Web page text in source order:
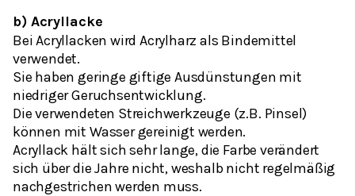
b) Acryllacke
Bei Acryllacken wird Acrylharz als Bindemittel
verwendet.
Sie haben geringe giftige Ausdünstungen mit
niedriger Geruchsentwicklung.
Die verwendeten Streichwerkzeuge (z.B. Pinsel)
können mit Wasser gereinigt werden.
Acryllack hält sich sehr lange, die Farbe verändert
sich über die Jahre nicht, weshalb nicht regelmäßig
nachgestrichen werden muss.